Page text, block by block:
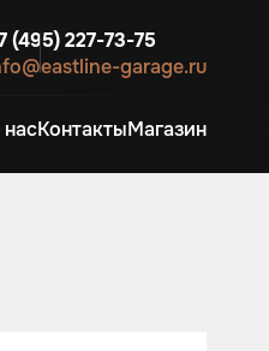
(495) 227-73-75
garage.ru
КонтактыМагазин